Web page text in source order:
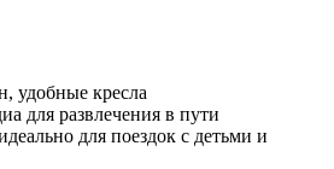
удобные кресла
для развлечения в пути
для поездок с детьми и